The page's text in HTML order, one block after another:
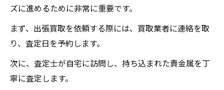
ズに進めるために非常に重要です。
まず、出張買取を依頼する際には、買取業者に連絡を取
り、査定日を予約します。
次に、査定士が自宅に訪問し、持ち込まれた貴金属を丁
寧に査定します。